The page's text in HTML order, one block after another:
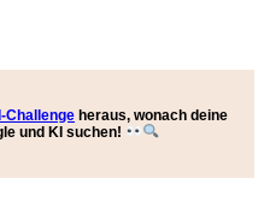
Challenge heraus, wonach deine
und KI suchen!